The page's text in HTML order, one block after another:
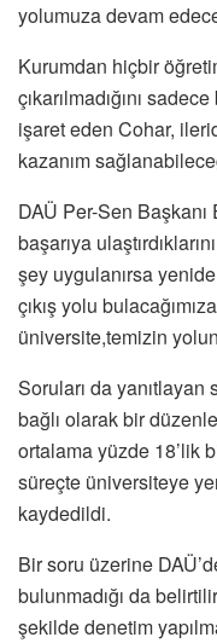
yolumuza devam
Kurumdan hiçbir
çıkarılmadığını
işaret eden Cohar,
kazanım
DAÜ Per-Sen
başarıya
şey uygulanırsa
çıkış yolu
üniversite,temizin
Soruları da
bağlı olarak bir
ortalama yüzde 18’lik
süreçte üniversiteye
kaydedildi.
Bir soru üzerine
bulunmadığı da
şekilde denetim